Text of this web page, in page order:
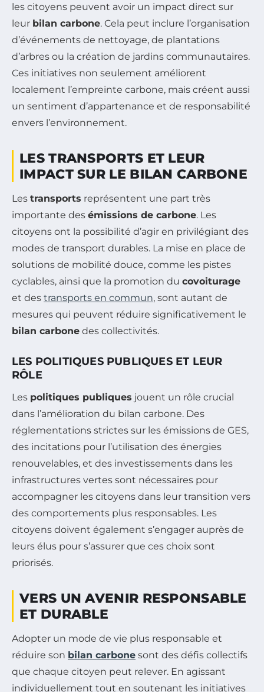
les citoyens peuvent avoir un impact direct sur
leur bilan carbone. Cela peut inclure l’organisation
d’événements de nettoyage, de plantations
d’arbres ou la création de jardins communautaires.
Ces initiatives non seulement améliorent
localement l’empreinte carbone, mais créent aussi
un sentiment d’appartenance et de responsabilité
envers l’environnement.
LES TRANSPORTS ET LEUR
IMPACT SUR LE BILAN CARBONE
Les transports représentent une part très
importante des émissions de carbone. Les
citoyens ont la possibilité d’agir en privilégiant des
modes de transport durables. La mise en place de
solutions de mobilité douce, comme les pistes
cyclables, ainsi que la promotion du covoiturage
et des transports en commun, sont autant de
mesures qui peuvent réduire significativement le
bilan carbone des collectivités.
LES POLITIQUES PUBLIQUES ET LEUR
RÔLE
Les politiques publiques jouent un rôle crucial
dans l’amélioration du bilan carbone. Des
réglementations strictes sur les émissions de GES,
des incitations pour l’utilisation des énergies
renouvelables, et des investissements dans les
infrastructures vertes sont nécessaires pour
accompagner les citoyens dans leur transition vers
des comportements plus responsables. Les
citoyens doivent également s’engager auprès de
leurs élus pour s’assurer que ces choix sont
priorisés.
VERS UN AVENIR RESPONSABLE
ET DURABLE
Adopter un mode de vie plus responsable et
réduire son bilan carbone sont des défis collectifs
que chaque citoyen peut relever. En agissant
individuellement tout en soutenant les initiatives